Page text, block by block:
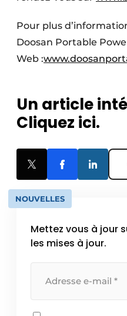
Pour plus
Doosan Portable
Web :
Un article
Cliquez ici.
NOUVELLES
Mettez vous à jour
les mises à jour.